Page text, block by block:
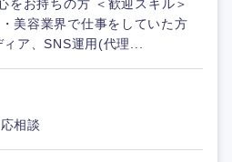
をお持ちの方 ＜歓迎スキル＞
美容業界で仕事をしていた方
ア、SNS運用(代理...
相談